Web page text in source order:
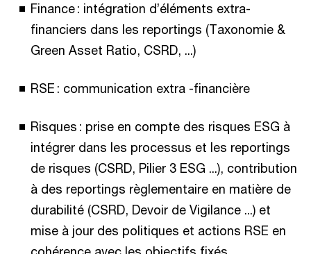
Finance : intégration d’éléments extra-
financiers dans les reportings (Taxonomie &
Green Asset Ratio, CSRD, ...)
RSE : communication extra -financière
Risques : prise en compte des risques ESG à
intégrer dans les processus et les reportings
de risques (CSRD, Pilier 3 ESG ...), contribution
à des reportings règlementaire en matière de
durabilité (CSRD, Devoir de Vigilance ...) et
mise à jour des politiques et actions RSE en